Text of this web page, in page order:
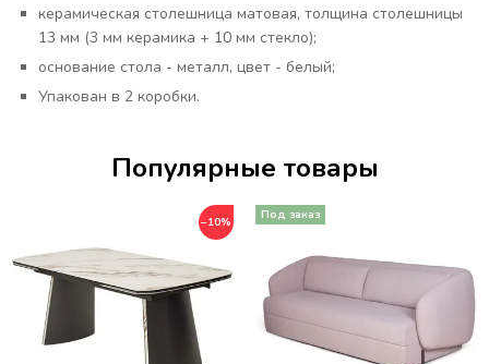
керамическая столешница матовая, толщина столешницы
13 мм (3 мм керамика + 10 мм стекло);
основание стола - металл, цвет - белый;
Упакован в 2 коробки.
Популярные товары
−10%